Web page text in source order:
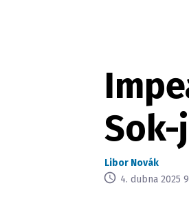
Libor Novák
4. dubna 2025